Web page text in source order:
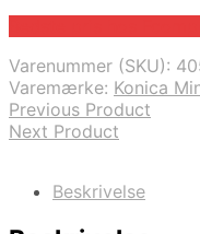
Varenummer (SKU):
Varemærke: Konica
Previous Product
Next Product
Beskrivelse